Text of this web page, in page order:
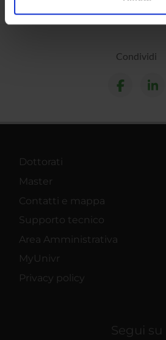
analizzare il nostro traffico.
pubblicità e social media, i quali
raccolto dal tuo utilizzo dei loro
Condividi
Dottorati
Master
Contatti e mappa
Supporto tecnico
Area Amministrativa
MyUnivr
Privacy policy
Segui su